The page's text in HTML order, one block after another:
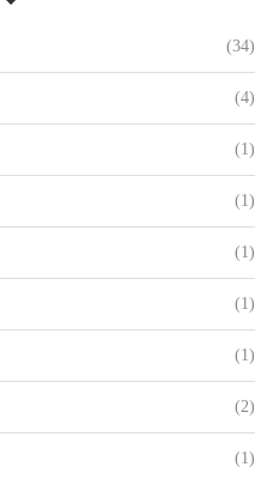
(34)
(4)
(1)
(1)
(1)
(1)
(1)
(2)
(1)